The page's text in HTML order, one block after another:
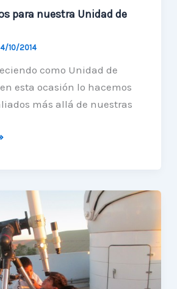
para nuestra Unidad de
10/2014
como Unidad de
esta ocasión lo hacemos
más allá de nuestras